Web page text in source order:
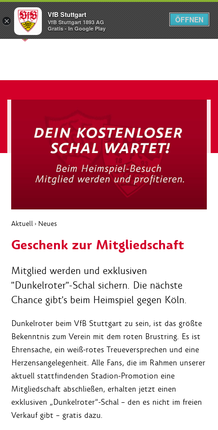
Menü
Aktuell › Neues
Geschenk zur Mitgliedschaft
Mitglied werden und exklusiven
"Dunkelroter"-Schal sichern. Die nächste
Chance gibt's beim Heimspiel gegen Köln.
Dunkelroter beim VfB Stuttgart zu sein, ist das größte
Bekenntnis zum Verein mit dem roten Brustring. Es ist
Ehrensache, ein weiß-rotes Treueversprechen und eine
Herzensangelegenheit. Alle Fans, die im Rahmen unserer
aktuell stattfindenden Stadion-Promotion eine
Mitgliedschaft abschließen, erhalten jetzt einen
exklusiven „Dunkelroter“-Schal – den es nicht im freien
Verkauf gibt – gratis dazu.
×
VfB Stuttgart
VfB Stuttgart 1893 AG
Gratis - In Google Play
ÖFFNEN